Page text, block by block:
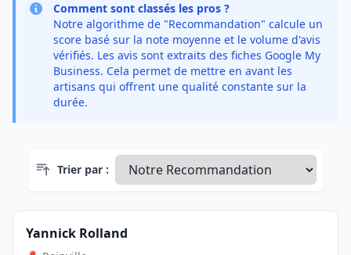
Comment sont classés les pros ?
Notre algorithme de "Recommandation" calcule un
score basé sur la note moyenne et le volume d'avis
vérifiés. Les avis sont extraits des fiches Google My
Business. Cela permet de mettre en avant les
artisans qui offrent une qualité constante sur la
durée.
Trier par :
Yannick Rolland